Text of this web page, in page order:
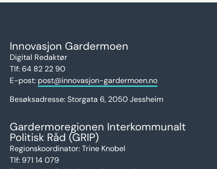
Innovasjon Gardermoen
Digital Redaktør
Tlf: 64 82 22 90
E-post: post@innovasjon-gardermoen.no
Besøksadresse:Storgata 6, 2050 Jessheim
Gardermoregionen Interkommunalt
Politisk Råd (GRIP)
Regionskoordinator: Trine Knobel
Tlf: 971 14 079